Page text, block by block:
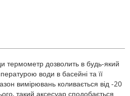
термометр дозволить в будь-який
води в басейні та її
вимірювань коливається від -20
такий аксесуар сподобається